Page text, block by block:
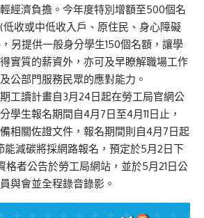
經濟負擔。今年度特別增額至500個名
收或中低收入戶、原住民、身心障礙
另提供一般身分學生150個名額，讓學
實質的薪資外，亦可及早瞭解職場工作
公部門服務民眾的應對能力。
工讀計畫自3月24日起在勞工局官網公
學生報名期間自4月7日至4月11日止，
相關佐證文件，報名期間則自4月7日起
能減碳將採網路報名，預定於5月2日下
格者公告於勞工局網站，並於5月21日公
與會並全程錄音錄影。